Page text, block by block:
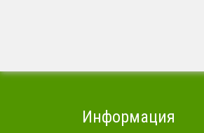
Информация